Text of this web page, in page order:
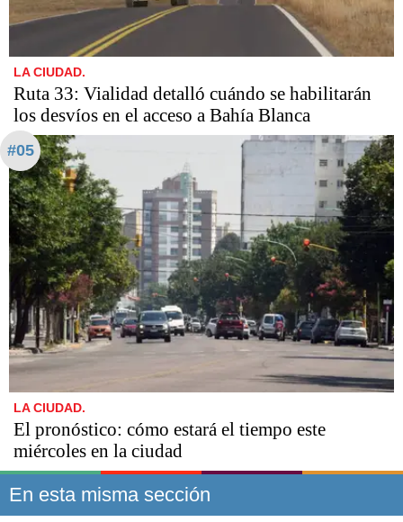
LA CIUDAD.
Ruta 33: Vialidad detalló cuándo se habilitarán
los desvíos en el acceso a Bahía Blanca
#05
LA CIUDAD.
El pronóstico: cómo estará el tiempo este
miércoles en la ciudad
En esta misma sección